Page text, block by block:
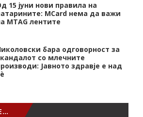
15 јуни нови правила на
MCard нема да важи
MTAG лентите
бара одговорност за
со млечните
Јавното здравје е над